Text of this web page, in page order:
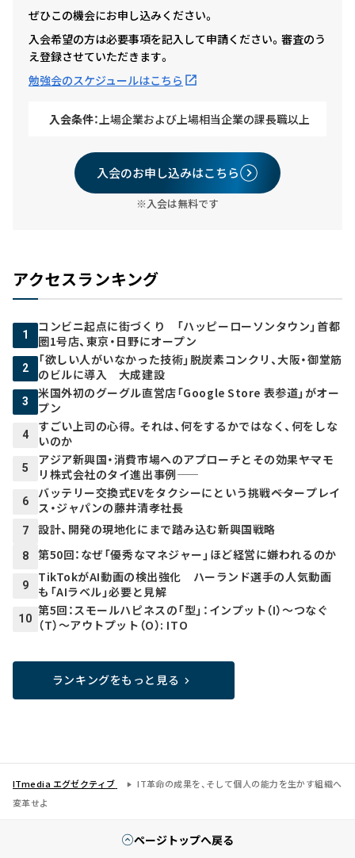
ぜひこの機会にお申し込みください。
入会希望の方は必要事項を記入して申請ください。審査のう
え登録させていただきます。
勉強会のスケジュールはこちら
入会条件： 上場企業および上場相当企業の課長職以上
入会のお申し込みはこちら
※入会は無料です
アクセスランキング
1
コンビニ起点に街づくり 「ハッピーローソンタウン」首都
圏1号店、東京・日野にオープン
2
「欲しい人がいなかった技術」脱炭素コンクリ、大阪・御堂筋
のビルに導入 大成建設
3
米国外初のグーグル直営店「Google Store 表参道」がオー
プン
4
すごい上司の心得。それは、何をするかではなく、何をしな
いのか
5
アジア新興国・消費市場へのアプローチとその効果――ヤマモ
リ株式会社のタイ進出事例――
6
バッテリー交換式EVをタクシーにという挑戦――ベタープレイ
ス・ジャパンの藤井清孝社長
7 設計、開発の現地化にまで踏み込む新興国戦略
8 第50回：なぜ「優秀なマネジャー」ほど経営に嫌われるのか
9
TikTokがAI動画の検出強化 ハーランド選手の人気動画
も「AIラベル」必要と見解
10
第5回：スモールハピネスの「型」：インプット（I）～つなぐ
（T）～アウトプット（O）: ITO
ランキングをもっと見る
ITmedia エグゼクティブ
IT革命の成果を、そして個人の能力を生かす組織へ
変革せよ
ページトップへ戻る